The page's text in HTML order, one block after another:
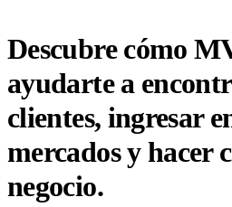
Descubre cómo
ayudarte a
clientes, ingresar
mercados y hacer
negocio.